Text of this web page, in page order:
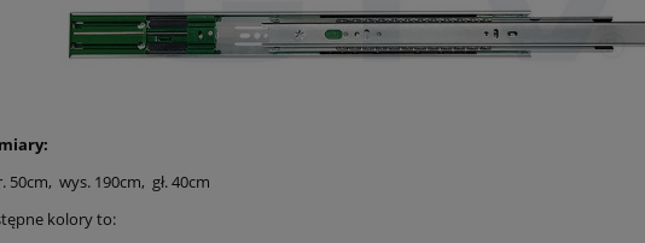
50cm, wys. 190cm, gł. 40cm
kolory to: